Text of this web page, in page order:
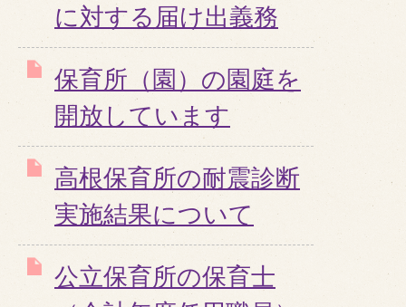
に対する届け出義務
保育所（園）の園庭を
開放しています
高根保育所の耐震診断
実施結果について
公立保育所の保育士